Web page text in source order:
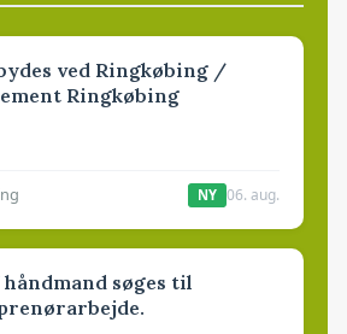
ved Ringkøbing /
Ringkøbing
NY 06. aug.
søges til